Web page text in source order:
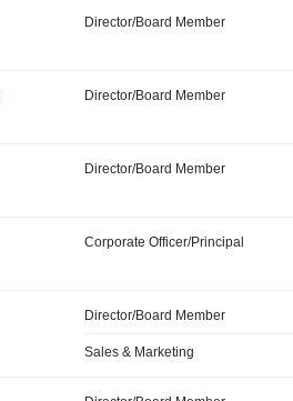
Director/Board Member
Director/Board Member
Director/Board Member
Corporate Officer/Principal
Director/Board Member
Sales & Marketing